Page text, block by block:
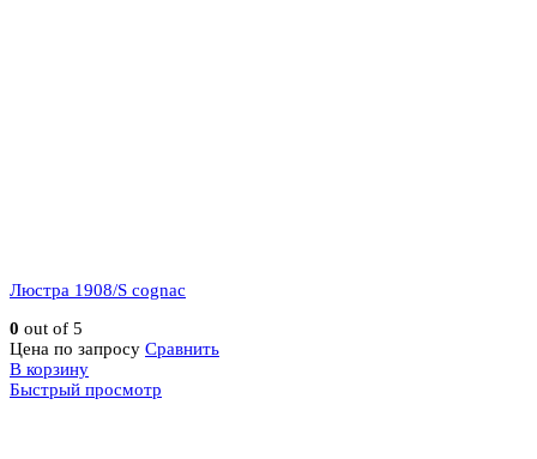
Люстра 1908/S cognac
0 out of 5
Цена по запросу Сравнить
В корзину
Быстрый просмотр